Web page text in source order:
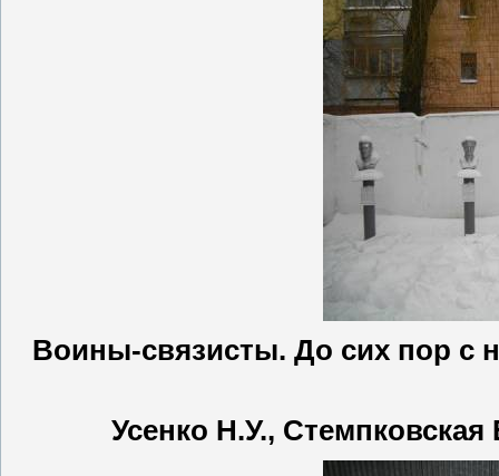
Воины-связисты. До сих пор с
Усенко Н.У.,